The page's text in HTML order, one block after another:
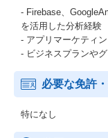
- Firebase、
を活用した分析経験
- アプリマーケティ
- ビジネスプランや
必要な免許
特になし